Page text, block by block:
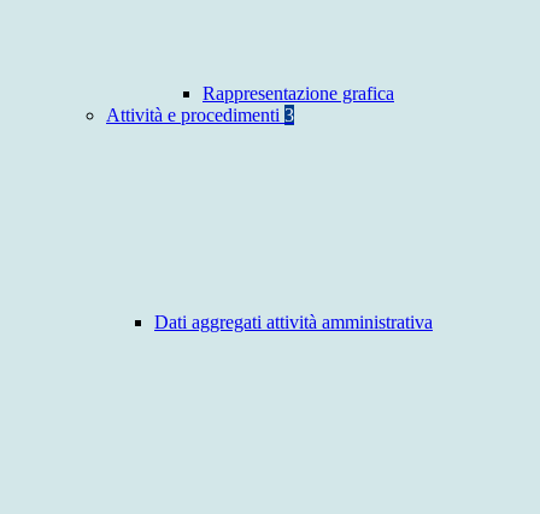
Rappresentazione grafica
Attività e procedimenti 3
Dati aggregati attività amministrativa